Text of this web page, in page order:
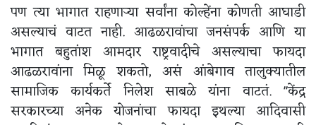
पण त्या भागात राहणाऱ्या सर्वांना कोल्हेंना कोणती आघाडी
असल्याचं वाटत नाही. आढळरावांचा जनसंपर्क आणि या
भागात बहुतांश आमदार राष्ट्रवादीचे असल्याचा फायदा
आढळरावांना मिळू शकतो, असं आंबेगाव तालुक्यातील
सामाजिक कार्यकर्ते निलेश साबळे यांना वाटतं. "केंद्र
सरकारच्या अनेक योजनांचा फायदा इथल्या आदिवासी